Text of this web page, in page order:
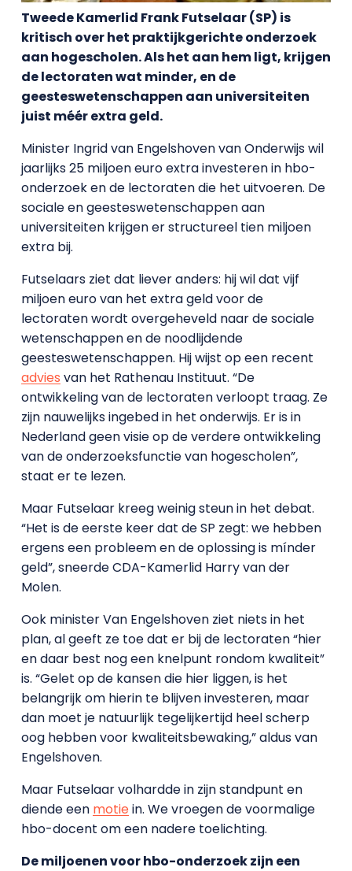
Tweede Kamerlid Frank Futselaar (SP) is
kritisch over het praktijkgerichte onderzoek
aan hogescholen. Als het aan hem ligt, krijgen
de lectoraten wat minder, en de
geesteswetenschappen aan universiteiten
juist méér extra geld.
Minister Ingrid van Engelshoven van Onderwijs wil
jaarlijks 25 miljoen euro extra investeren in hbo-
onderzoek en de lectoraten die het uitvoeren. De
sociale en geesteswetenschappen aan
universiteiten krijgen er structureel tien miljoen
extra bij.
Futselaars ziet dat liever anders: hij wil dat vijf
miljoen euro van het extra geld voor de
lectoraten wordt overgeheveld naar de sociale
wetenschappen en de noodlijdende
geesteswetenschappen. Hij wijst op een recent
advies van het Rathenau Instituut. “De
ontwikkeling van de lectoraten verloopt traag. Ze
zijn nauwelijks ingebed in het onderwijs. Er is in
Nederland geen visie op de verdere ontwikkeling
van de onderzoeksfunctie van hogescholen”,
staat er te lezen.
Maar Futselaar kreeg weinig steun in het debat.
“Het is de eerste keer dat de SP zegt: we hebben
ergens een probleem en de oplossing is mínder
geld”, sneerde CDA-Kamerlid Harry van der
Molen.
Ook minister Van Engelshoven ziet niets in het
plan, al geeft ze toe dat er bij de lectoraten “hier
en daar best nog een knelpunt rondom kwaliteit”
is. “Gelet op de kansen die hier liggen, is het
belangrijk om hierin te blijven investeren, maar
dan moet je natuurlijk tegelijkertijd heel scherp
oog hebben voor kwaliteitsbewaking,” aldus van
Engelshoven.
Maar Futselaar volhardde in zijn standpunt en
diende een motiein. We vroegen de voormalige
hbo-docent om een nadere toelichting.
De miljoenen voor hbo-onderzoek zijn een